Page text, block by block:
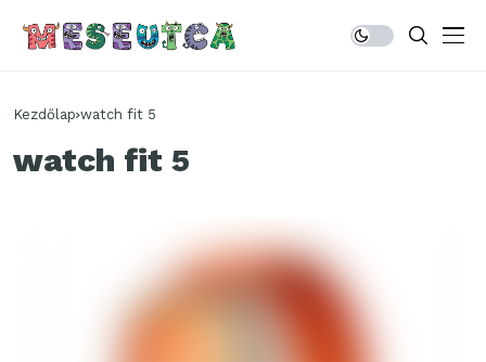
Kezdőlap watch fit 5
watch fit 5